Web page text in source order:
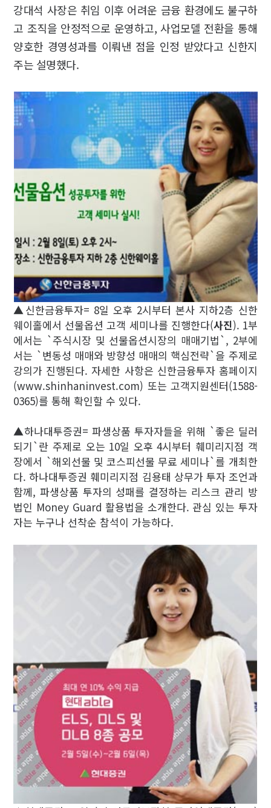
강대석 사장은 취임 이후 어려운 금융 환경에도 불구하
고 조직을 안정적으로 운영하고, 사업모델 전환을 통해
양호한 경영성과를 이뤄낸 점을 인정 받았다고 신한지
주는 설명했다.
▲신한금융투자= 8일 오후 2시부터 본사 지하2층 신한
웨이홀에서 선물옵션 고객 세미나를 진행한다(사진). 1부
에서는 `주식시장 및 선물옵션시장의 매매기법`, 2부에
서는 `변동성 매매와 방향성 매매의 핵심전략`을 주제로
강의가 진행된다. 자세한 사항은 신한금융투자 홈페이지
(www.shinhaninvest.com) 또는 고객지원센터(1588-
0365)를 통해 확인할 수 있다.
▲하나대투증권= 파생상품 투자자들을 위해 `좋은 딜러
되기`란 주제로 오는 10일 오후 4시부터 훼미리지점 객
장에서 `해외선물 및 코스피선물 무료 세미나`를 개최한
다. 하나대투증권 훼미리지점 김용태 상무가 투자 조언과
함께, 파생상품 투자의 성패를 결정하는 리스크 관리 방
법인 Money Guard 활용법을 소개한다. 관심 있는 투자
자는 누구나 선착순 참석이 가능하다.